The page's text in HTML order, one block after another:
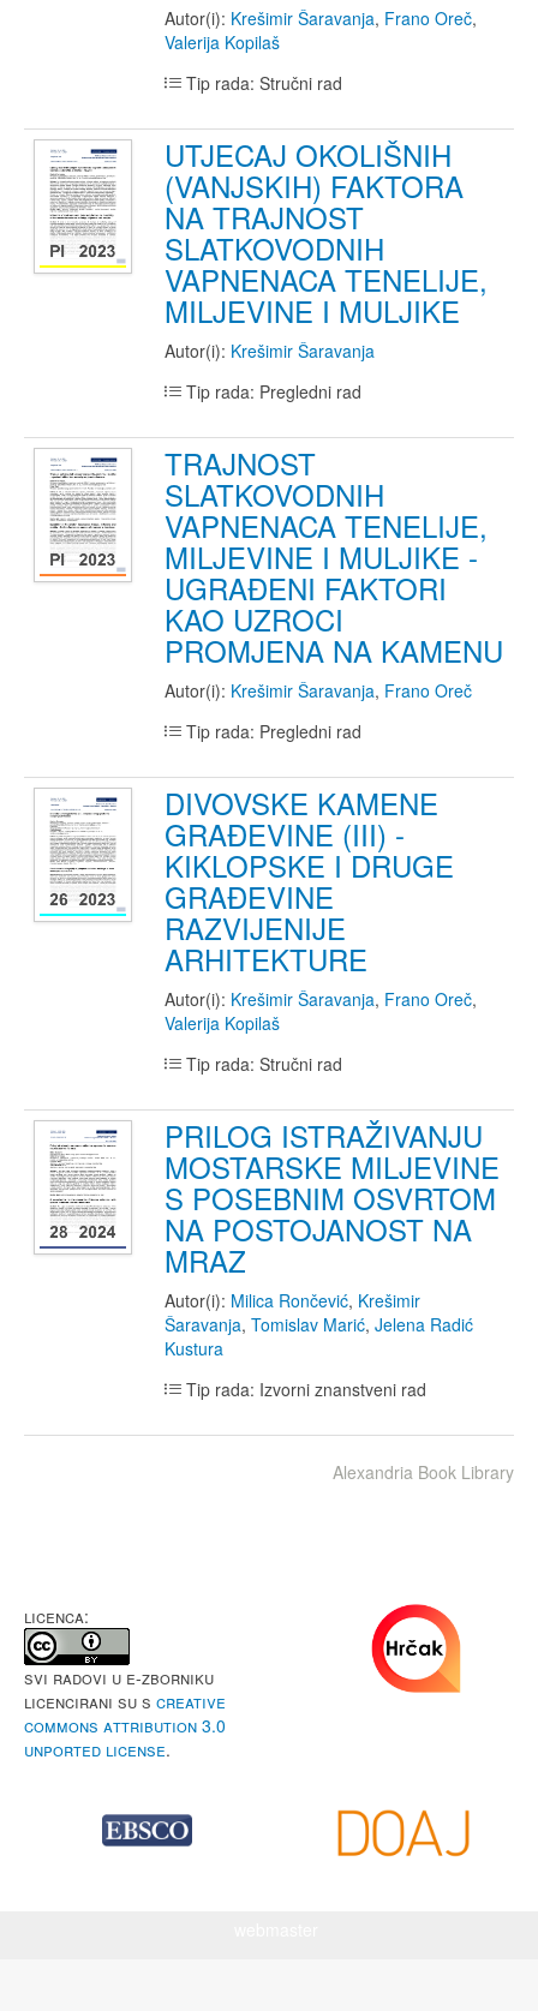
Autor(i): Krešimir Šaravanja, Frano Oreč,
Valerija Kopilaš
Tip rada: Stručni rad
UTJECAJ OKOLIŠNIH
(VANJSKIH) FAKTORA
NA TRAJNOST
SLATKOVODNIH
VAPNENACA TENELIJE,
MILJEVINE I MULJIKE
Autor(i): Krešimir Šaravanja
Tip rada: Pregledni rad
TRAJNOST
SLATKOVODNIH
VAPNENACA TENELIJE,
MILJEVINE I MULJIKE -
UGRAĐENI FAKTORI
KAO UZROCI
PROMJENA NA KAMENU
Autor(i): Krešimir Šaravanja, Frano Oreč
Tip rada: Pregledni rad
DIVOVSKE KAMENE
GRAĐEVINE (III) -
KIKLOPSKE I DRUGE
GRAĐEVINE
RAZVIJENIJE
ARHITEKTURE
Autor(i): Krešimir Šaravanja, Frano Oreč,
Valerija Kopilaš
Tip rada: Stručni rad
PRILOG ISTRAŽIVANJU
MOSTARSKE MILJEVINE
S POSEBNIM OSVRTOM
NA POSTOJANOST NA
MRAZ
Autor(i): Milica Rončević, Krešimir
Šaravanja, Tomislav Marić, Jelena Radić
Kustura
Tip rada: Izvorni znanstveni rad
Alexandria Book Library
LICENCA:
Svi radovi u e-Zborniku
licencirani su s Creative
Commons Attribution 3.0
Unported License.